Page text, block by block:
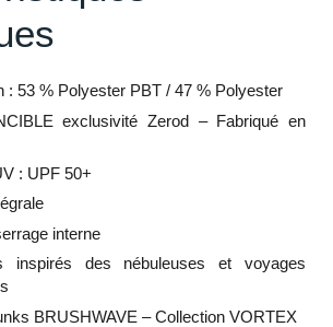
: 53 % Polyester PBT / 47 % Polyester
exclusivité Zerod – Fabriqué en
: UPF 50+
interne
inspirés des nébuleuses et voyages
BRUSHWAVE – Collection VORTEX